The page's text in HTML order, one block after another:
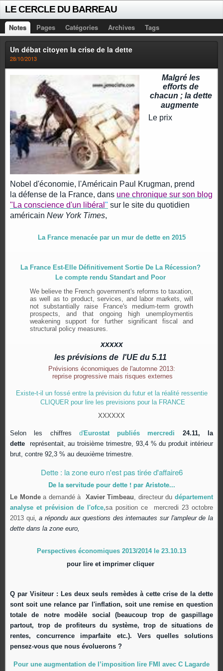
LE CERCLE DU BARREAU
Notes Pages Catégories Archives Tags
Un débat citoyen la crise de la dette
28/10/2013
Malgré les
efforts de
chacun ; la dette
augmente
Le prix
Nobel d'économie, l'Américain Paul Krugman, prend
la défense de la France, dans une chronique sur son blog
"La conscience d'un libéral " sur le site du quotidien
américain New York Times,
La France menacée par un mur de dette en 2015
La France Est-Elle Définitivement Sortie De La Récession?
Le compte rendu Standart and Poor
We believe the French government's reforms to taxation,
as well as to product, services, and labor markets, will
not substantially raise France's medium-term growth
prospects, and that ongoing high unemploymentis
weakening support for further significant fiscal and
structural policy measures.
xxxxx
les prévisions de l'UE du 5.11
Prévisions économiques de l'automne 2013:
reprise progressive mais risques externes
Existe-t-il un fossé entre la prévision du futur et la réalité ressentie
CLIQUER pour lire les previsions pour la FRANCE
XXXXXX
Selon les chiffres d'Eurostat publiés mercredi 24.11, la
dette
représentait, au troisième trimestre, 93,4 % du produit intérieur
brut, contre 92,3 % au deuxième trimestre.
Dette : la zone euro n'est pas tirée d'affaire6
De la servitude pour dette ! par Aristote...
Le Mondea demandé à Xavier Timbeau, directeur dudépartement
analyse et prévision de l'ofce,sa position ce mercredi 23 octobre
2013 qui, a répondu aux questions des internautes sur l'ampleur de la
dette dans la zone euro,
Perspectives économiques 2013/2014 le 23.10.13
pour lire et imprimer cliquer
Q par Visiteur : Les deux seuls remèdes à cette crise de la dette
sont soit une relance par l'inflation, soit une remise en question
totale de notre modèle social (beaucoup trop de gaspillage
partout, trop de profiteurs du système, trop de situations de
rentes, concurrence imparfaite etc.). Vers quelles solutions
pensez-vous que nous évoluerons ?
Pour une augmentation de l’imposition lire FMI avec C Lagarde